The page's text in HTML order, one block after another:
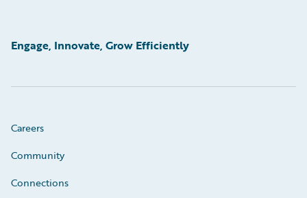
Engage, Innovate, Grow Efficiently
Careers
Community
Connections